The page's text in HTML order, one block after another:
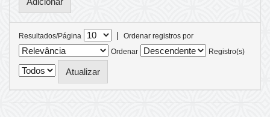
Resultados/Página |
Ordenar registros por
Ordenar
Registro(s)